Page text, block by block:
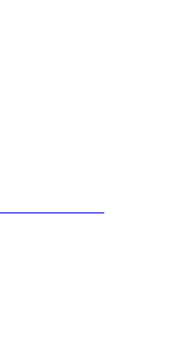
600 544 445